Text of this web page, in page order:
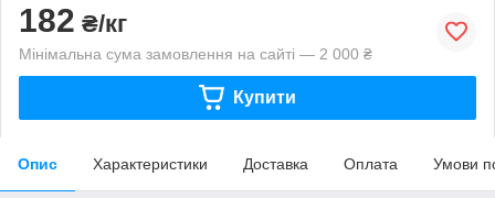
182 ₴/кг
Мінімальна сума замовлення на сайті — 2 000 ₴
Купити
Опис Характеристики Доставка Оплата Умови